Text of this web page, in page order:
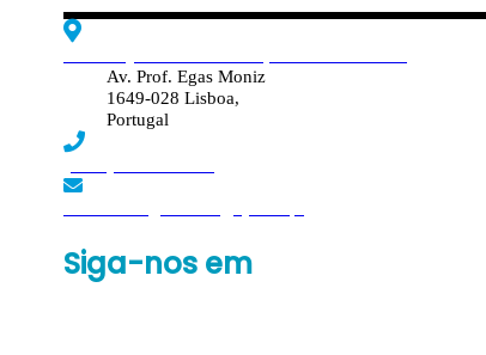
Av. Prof. Egas Moniz
1649-028 Lisboa,
Portugal
Siga-nos em